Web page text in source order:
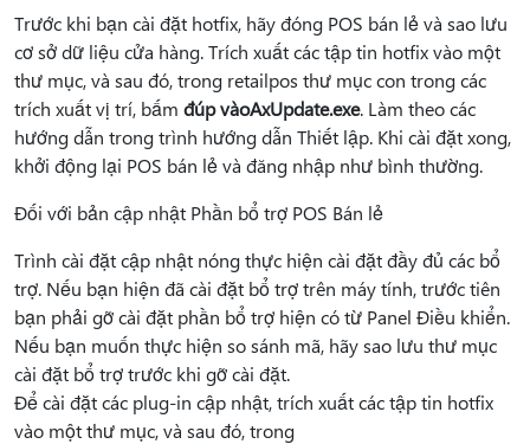
Trước khi bạn cài đặt hotfix, hãy đóng POS bán lẻ và sao lưu
cơ sở dữ liệu cửa hàng. Trích xuất các tập tin hotfix vào một
thư mục, và sau đó, trong retailpos thư mục con trong các
trích xuất vị trí, bấm đúp vàoAxUpdate.exe. Làm theo các
hướng dẫn trong trình hướng dẫn Thiết lập. Khi cài đặt xong,
khởi động lại POS bán lẻ và đăng nhập như bình thường.
Đối với bản cập nhật Phần bổ trợ POS Bán lẻ
Trình cài đặt cập nhật nóng thực hiện cài đặt đầy đủ các bổ
trợ. Nếu bạn hiện đã cài đặt bổ trợ trên máy tính, trước tiên
bạn phải gỡ cài đặt phần bổ trợ hiện có từ Panel Điều khiển.
Nếu bạn muốn thực hiện so sánh mã, hãy sao lưu thư mục
cài đặt bổ trợ trước khi gỡ cài đặt.
Để cài đặt các plug-in cập nhật, trích xuất các tập tin hotfix
vào một thư mục, và sau đó, trong